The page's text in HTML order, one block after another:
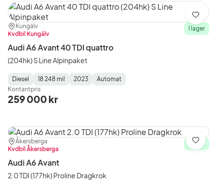
Plats:
Kungälv
Återförsäljare:
Kvdbil Kungälv
I lager
Audi A6 Avant 40 TDI quattro
(204hk) S Line Alpinpaket
Fuel
Type:
Diesel
Mätarställning:
18 248 mil
Model
Year:
2023
Gearbox
Type:
Automat
Kontantpris
259 000 kr
Spara
Plats:
Åkersberga
Återförsäljare:
Kvdbil Åkersberga
I lager
Audi A6 Avant
2.0 TDI (177hk) Proline Dragkrok
Spara